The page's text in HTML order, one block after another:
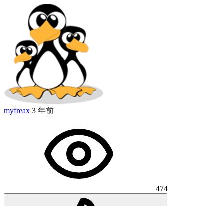
myfreax 3 年前
474